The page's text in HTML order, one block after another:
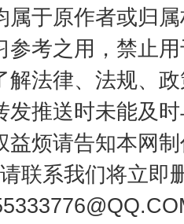
属于原作者或归
参考之用，禁止
解法律、法规、
发推送时未能及
益烦请告知本网
联系我们将立即
生